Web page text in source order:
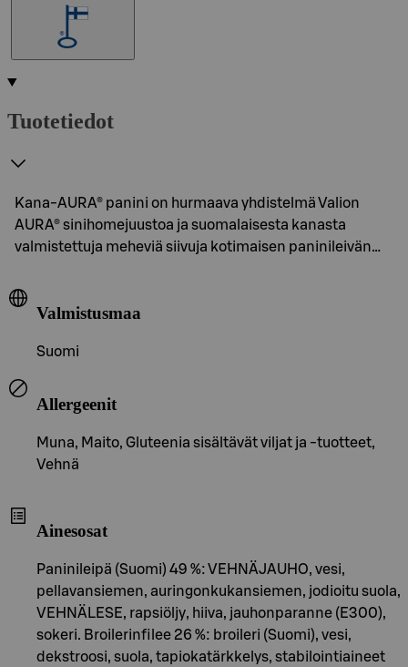
Tuotetiedot
Kana-AURA® panini on hurmaava yhdistelmä Valion
AURA® sinihomejuustoa ja suomalaisesta kanasta
valmistettuja meheviä siivuja kotimaisen paninileivän…
Valmistusmaa
Suomi
Allergeenit
Muna, Maito, Gluteenia sisältävät viljat ja -tuotteet,
Vehnä
Ainesosat
Paninileipä (Suomi) 49 %: VEHNÄJAUHO, vesi,
pellavansiemen, auringonkukansiemen, jodioitu suola,
VEHNÄLESE, rapsiöljy, hiiva, jauhonparanne (E300),
sokeri. Broilerinfilee 26 %: broileri (Suomi), vesi,
dekstroosi, suola, tapiokatärkkelys, stabilointiaineet